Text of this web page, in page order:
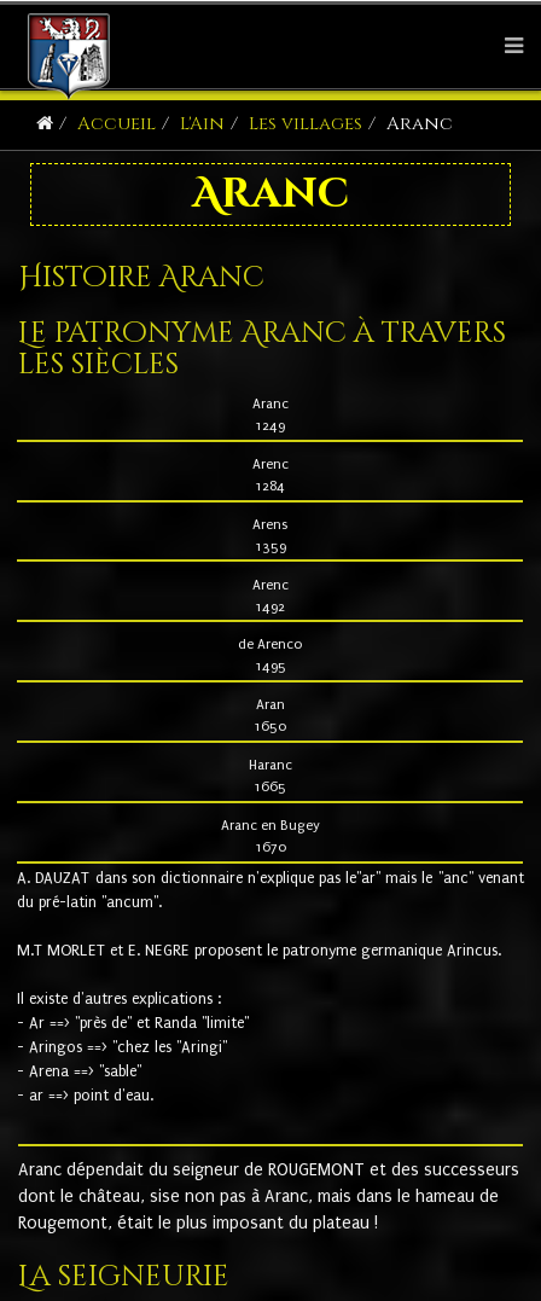
Accueil L'Ain Les villages Aranc
Aranc
Histoire Aranc
Le patronyme Aranc à travers
les siècles
Aranc
1249
Arenc
1284
Arens
1359
Arenc
1492
de Arenco
1495
Aran
1650
Haranc
1665
Aranc en Bugey
1670
A. DAUZAT dans son dictionnaire n'explique pas le"ar" mais le "anc" venant
du pré-latin "ancum".
M.T MORLET et E. NEGRE proposent le patronyme germanique Arincus.
Il existe d'autres explications :
- Ar ==> "près de" et Randa "limite"
- Aringos ==> "chez les "Aringi"
- Arena ==> "sable"
- ar ==> point d'eau.
Aranc dépendait du seigneur de ROUGEMONT et des successeurs
dont le château, sise non pas à Aranc, mais dans le hameau de
Rougemont, était le plus imposant du plateau !
La seigneurie